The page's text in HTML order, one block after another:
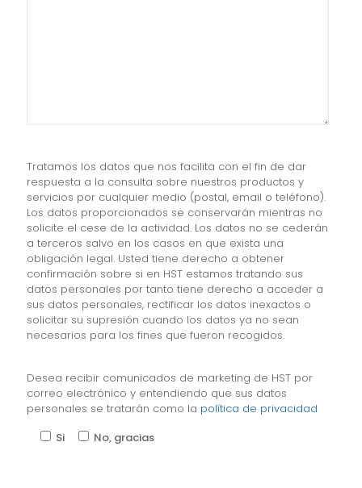
Tratamos los datos que nos facilita con el fin de dar
respuesta a la consulta sobre nuestros productos y
servicios por cualquier medio (postal, email o teléfono).
Los datos proporcionados se conservarán mientras no
solicite el cese de la actividad. Los datos no se cederán
a terceros salvo en los casos en que exista una
obligación legal. Usted tiene derecho a obtener
confirmación sobre si en HST estamos tratando sus
datos personales por tanto tiene derecho a acceder a
sus datos personales, rectificar los datos inexactos o
solicitar su supresión cuando los datos ya no sean
necesarios para los fines que fueron recogidos.
Desea recibir comunicados de marketing de HST por
correo electrónico y entendiendo que sus datos
personales se tratarán como la política de privacidad
Si
No, gracias